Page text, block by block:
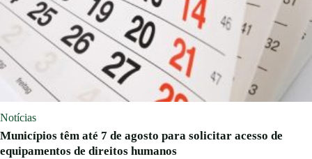
Notícias
Municípios têm até 7 de agosto para solicitar acesso de
equipamentos de direitos humanos